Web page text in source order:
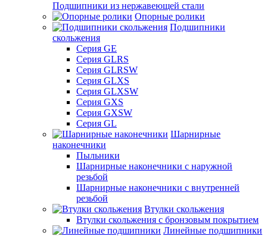
Подшипники из нержавеющей стали
Опорные ролики
Подшипники
скольжения
Серия GE
Серия GLRS
Серия GLRSW
Серия GLXS
Серия GLXSW
Серия GXS
Серия GXSW
Серия GL
Шарнирные
наконечники
Пыльники
Шарнирные наконечники с наружной
резьбой
Шарнирные наконечники с внутренней
резьбой
Втулки скольжения
Втулки скольжения с бронзовым покрытием
Линейные подшипники